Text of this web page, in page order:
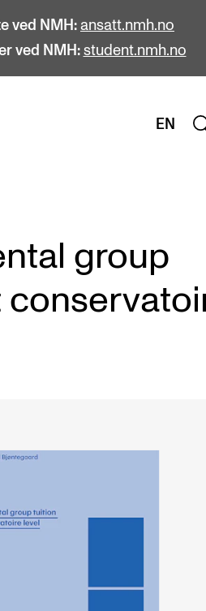
ved NMH: ansatt.nmh.no
ved NMH: student.nmh.no
EN
group